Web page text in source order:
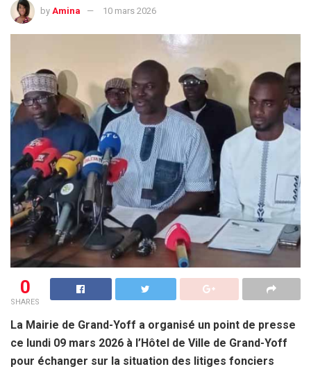
by Amina 10 mars 2026
0
SHARES
La Mairie de Grand-Yoff a organisé un point de presse
ce lundi 09 mars 2026 à l’Hôtel de Ville de Grand-Yoff
pour échanger sur la situation des litiges fonciers